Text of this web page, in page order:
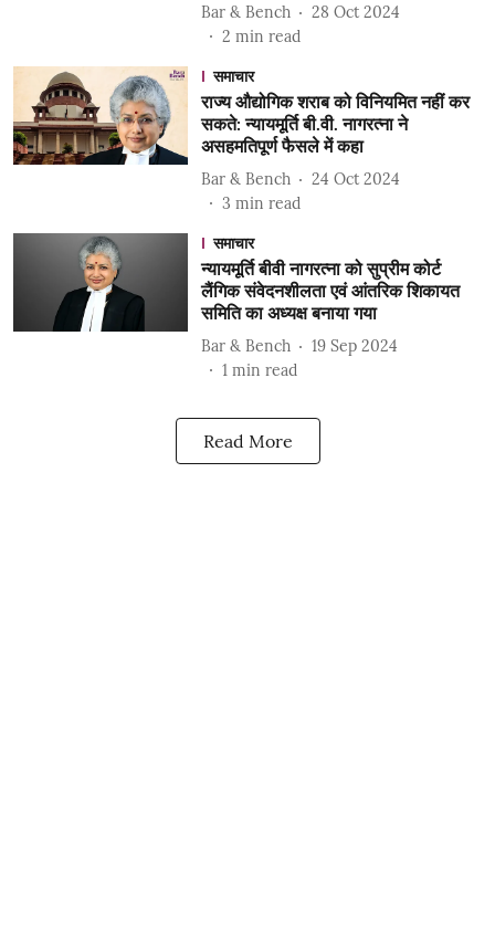
Bar & Bench
28 Oct 2024
2 min read
समाचार
राज्य औद्योगिक शराब को विनियमित नहीं कर
सकते: न्यायमूर्ति बी.वी. नागरत्ना ने
असहमतिपूर्ण फैसले में कहा
Bar & Bench
24 Oct 2024
3 min read
समाचार
न्यायमूर्ति बीवी नागरत्ना को सुप्रीम कोर्ट
लैंगिक संवेदनशीलता एवं आंतरिक शिकायत
समिति का अध्यक्ष बनाया गया
Bar & Bench
19 Sep 2024
1 min read
Read More